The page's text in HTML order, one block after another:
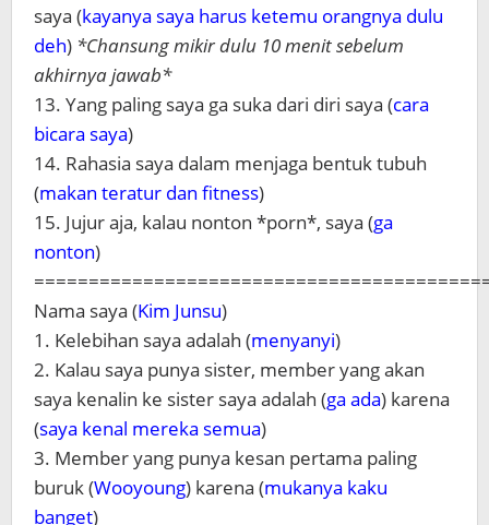
saya (kayanya saya harus ketemu orangnya dulu
deh) *Chansung mikir dulu 10 menit sebelum
akhirnya jawab*
13. Yang paling saya ga suka dari diri saya (cara
bicara saya)
14. Rahasia saya dalam menjaga bentuk tubuh
(makan teratur dan fitness)
15. Jujur aja, kalau nonton *porn*, saya (ga
nonton)
Nama saya (Kim Junsu)
1. Kelebihan saya adalah (menyanyi)
2. Kalau saya punya sister, member yang akan
saya kenalin ke sister saya adalah (ga ada) karena
(saya kenal mereka semua)
3. Member yang punya kesan pertama paling
buruk (Wooyoung) karena (mukanya kaku
banget)